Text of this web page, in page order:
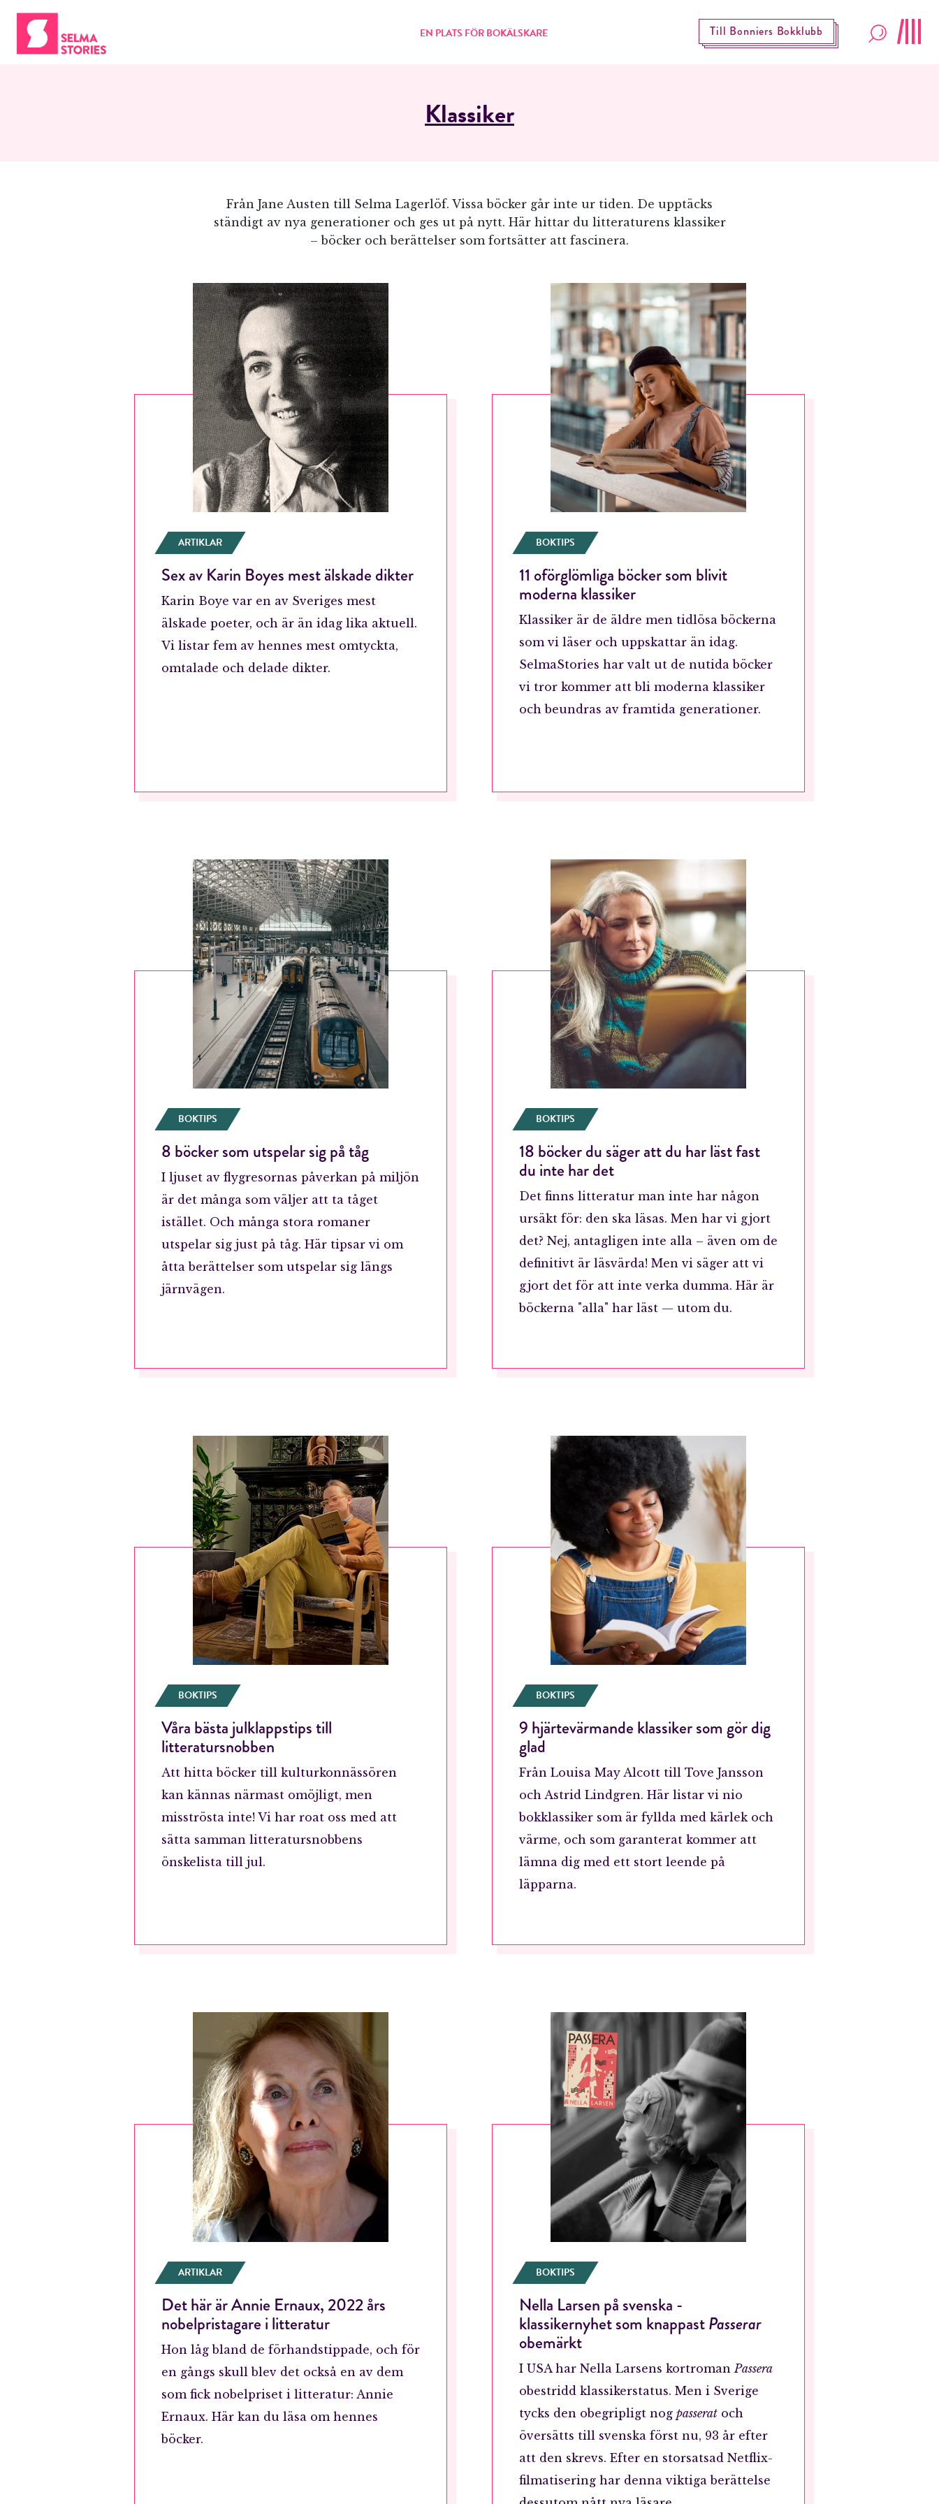
EN PLATS FÖR BOKÄLSKARE Till Bonniers Bokklubb
E-post*
Jag accepterar villkoren.
Klassiker
Från Jane Austen till Selma Lagerlöf. Vissa böcker går inte ur tiden. De upptäcks
ständigt av nya generationer och ges ut på nytt. Här hittar du litteraturens klassiker
– böcker och berättelser som fortsätter att fascinera.
ARTIKLAR
Sex av Karin Boyes mest älskade dikter
Karin Boye var en av Sveriges mest
älskade poeter, och är än idag lika aktuell.
Vi listar fem av hennes mest omtyckta,
omtalade och delade dikter.
BOKTIPS
11 oförglömliga böcker som blivit
moderna klassiker
Klassiker är de äldre men tidlösa böckerna
som vi läser och uppskattar än idag.
SelmaStories har valt ut de nutida böcker
vi tror kommer att bli moderna klassiker
och beundras av framtida generationer.
BOKTIPS
8 böcker som utspelar sig på tåg
I ljuset av flygresornas påverkan på miljön
är det många som väljer att ta tåget
istället. Och många stora romaner
utspelar sig just på tåg. Här tipsar vi om
åtta berättelser som utspelar sig längs
järnvägen.
BOKTIPS
18 böcker du säger att du har läst fast
du inte har det
Det finns litteratur man inte har någon
ursäkt för: den ska läsas. Men har vi gjort
det? Nej, antagligen inte alla – även om de
definitivt är läsvärda! Men vi säger att vi
gjort det för att inte verka dumma. Här är
böckerna "alla" har läst — utom du.
BOKTIPS
Våra bästa julklappstips till
litteratursnobben
Att hitta böcker till kulturkonnässören
kan kännas närmast omöjligt, men
misströsta inte! Vi har roat oss med att
sätta samman litteratursnobbens
önskelista till jul.
BOKTIPS
9 hjärtevärmande klassiker som gör dig
glad
Från Louisa May Alcott till Tove Jansson
och Astrid Lindgren. Här listar vi nio
bokklassiker som är fyllda med kärlek och
värme, och som garanterat kommer att
lämna dig med ett stort leende på
läpparna.
ARTIKLAR
Det här är Annie Ernaux, 2022 års
nobelpristagare i litteratur
Hon låg bland de förhandstippade, och för
en gångs skull blev det också en av dem
som fick nobelpriset i litteratur: Annie
Ernaux. Här kan du läsa om hennes
böcker.
BOKTIPS
Nella Larsen på svenska -
klassikernyhet som knappastPasserar
obemärkt
I USA har Nella Larsens kortroman Passera
obestridd klassikerstatus. Men i Sverige
tycks den obegripligt nog passerat och
översätts till svenska först nu, 93 år efter
att den skrevs. Efter en storsatsad Netflix-
filmatisering har denna viktiga berättelse